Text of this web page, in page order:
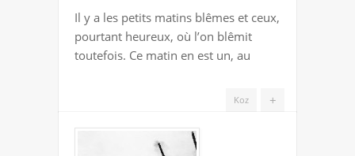
POUR
CEUX
QUI
SE
Il y a les petits matins blêmes et ceux,
pourtant heureux, où l’on blêmit
toutefois. Ce matin en est un, au
+
Koz